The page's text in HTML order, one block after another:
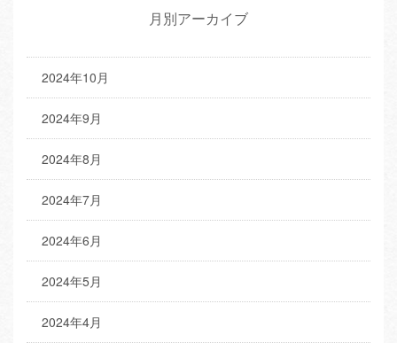
月別アーカイブ
2024年10月
2024年9月
2024年8月
2024年7月
2024年6月
2024年5月
2024年4月